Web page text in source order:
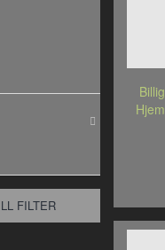
FILTER